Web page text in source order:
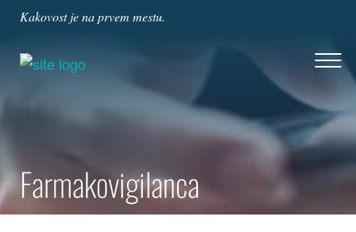
Kakovost je na prvem mestu.
Farmakovigilanca